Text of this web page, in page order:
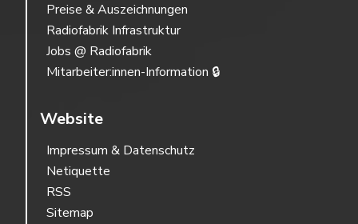
Preise & Auszeichnungen
Radiofabrik Infrastruktur
Jobs @ Radiofabrik
Mitarbeiter:innen-Information 🔒
Website
Impressum & Datenschutz
Netiquette
RSS
Sitemap